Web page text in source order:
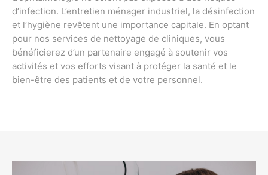
d’infection. L’entretien ménager industriel, la désinfection
et l’hygiène revêtent une importance capitale. En optant
pour nos services de nettoyage de cliniques, vous
bénéficierez d’un partenaire engagé à soutenir vos
activités et vos efforts visant à protéger la santé et le
bien-être des patients et de votre personnel.